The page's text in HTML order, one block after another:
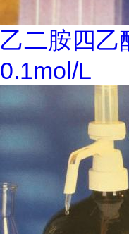
乙二胺四乙
0.1mol/L